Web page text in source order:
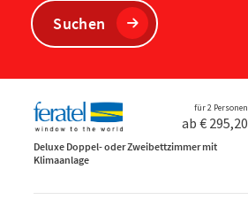
Suchen
für 2 Personen
ab € 295,20
Deluxe Doppel- oder Zweibettzimmer mit
Klimaanlage